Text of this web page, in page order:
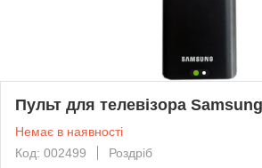
Пульт для телевізора
Немає в наявності
Код: 002499
Роздріб